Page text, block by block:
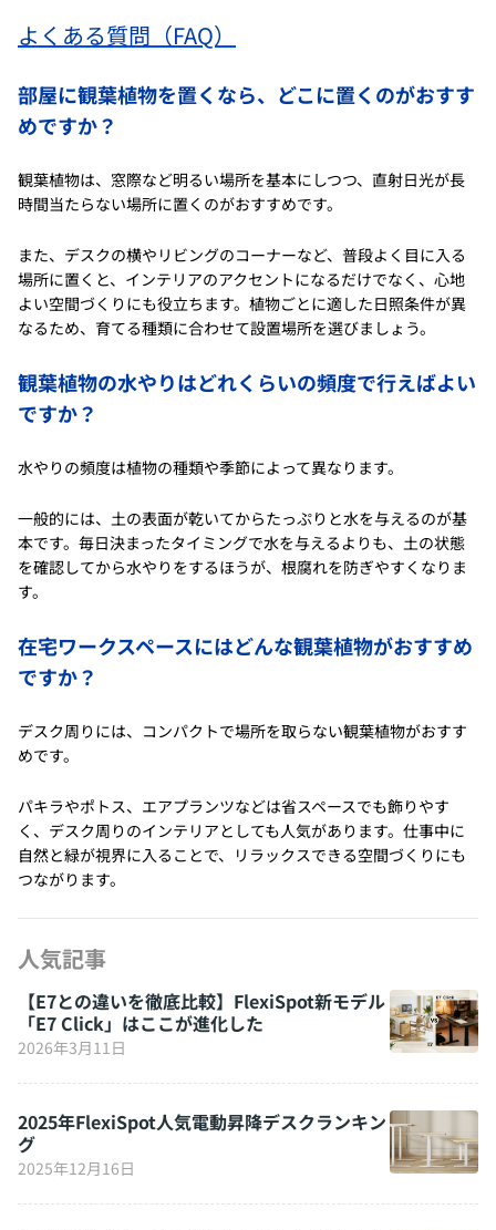
よくある質問（FAQ）
部屋に観葉植物を置くなら、どこに置くのがおすす
めですか？
観葉植物は、窓際など明るい場所を基本にしつつ、直射日光が長
時間当たらない場所に置くのがおすすめです。
また、デスクの横やリビングのコーナーなど、普段よく目に入る
場所に置くと、インテリアのアクセントになるだけでなく、心地
よい空間づくりにも役立ちます。植物ごとに適した日照条件が異
なるため、育てる種類に合わせて設置場所を選びましょう。
観葉植物の水やりはどれくらいの頻度で行えばよい
ですか？
水やりの頻度は植物の種類や季節によって異なります。
一般的には、土の表面が乾いてからたっぷりと水を与えるのが基
本です。毎日決まったタイミングで水を与えるよりも、土の状態
を確認してから水やりをするほうが、根腐れを防ぎやすくなりま
す。
在宅ワークスペースにはどんな観葉植物がおすすめ
ですか？
デスク周りには、コンパクトで場所を取らない観葉植物がおすす
めです。
パキラやポトス、エアプランツなどは省スペースでも飾りやす
く、デスク周りのインテリアとしても人気があります。仕事中に
自然と緑が視界に入ることで、リラックスできる空間づくりにも
つながります。
人気記事
【E7との違いを徹底比較】FlexiSpot新モデル
「E7 Click」はここが進化した
2026年3月11日
2025年FlexiSpot人気電動昇降デスクランキン
グ
2025年12月16日